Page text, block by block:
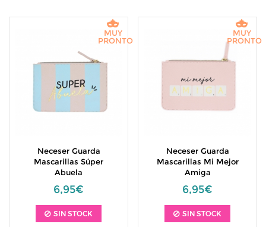
Neceser Guarda
Mascarillas Súper
Abuela
6,95€
SIN STOCK
MUY
PRONTO
Neceser Guarda
Mascarillas Mi Mejor
Amiga
6,95€
SIN STOCK
MUY
PRONTO